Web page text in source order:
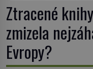
Ztracené
zmizela
Evropy?